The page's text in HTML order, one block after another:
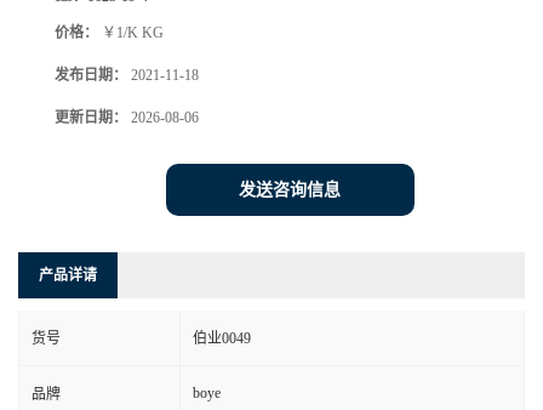
价格： ￥1/K KG
发布日期： 2021-11-18
更新日期： 2026-08-06
发送咨询信息
产品详请
货号 伯业0049
品牌 boye